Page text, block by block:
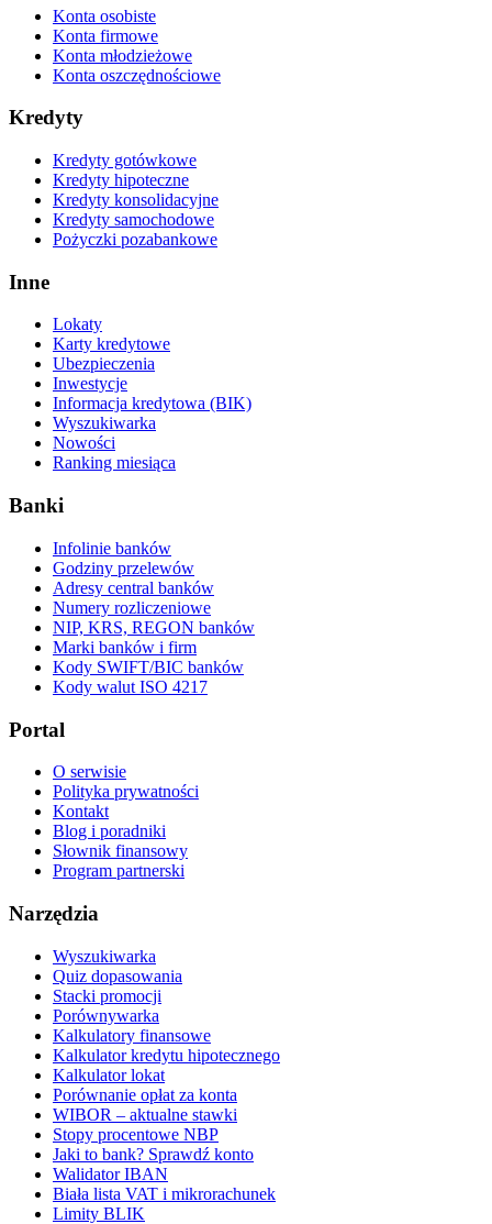
Konta osobiste
Konta firmowe
Konta młodzieżowe
Konta oszczędnościowe
Kredyty
Kredyty gotówkowe
Kredyty hipoteczne
Kredyty konsolidacyjne
Kredyty samochodowe
Pożyczki pozabankowe
Inne
Lokaty
Karty kredytowe
Ubezpieczenia
Inwestycje
Informacja kredytowa (BIK)
Wyszukiwarka
Nowości
Ranking miesiąca
Banki
Infolinie banków
Godziny przelewów
Adresy central banków
Numery rozliczeniowe
NIP, KRS, REGON banków
Marki banków i firm
Kody SWIFT/BIC banków
Kody walut ISO 4217
Portal
O serwisie
Polityka prywatności
Kontakt
Blog i poradniki
Słownik finansowy
Program partnerski
Narzędzia
Wyszukiwarka
Quiz dopasowania
Stacki promocji
Porównywarka
Kalkulatory finansowe
Kalkulator kredytu hipotecznego
Kalkulator lokat
Porównanie opłat za konta
WIBOR – aktualne stawki
Stopy procentowe NBP
Jaki to bank? Sprawdź konto
Walidator IBAN
Biała lista VAT i mikrorachunek
Limity BLIK